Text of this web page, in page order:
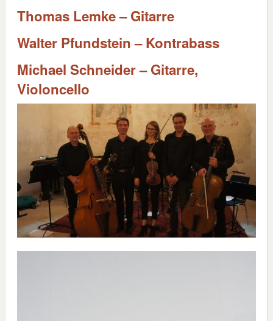
Thomas Lemke – Gitarre
Walter Pfundstein – Kontrabass
Michael Schneider – Gitarre,
Violoncello